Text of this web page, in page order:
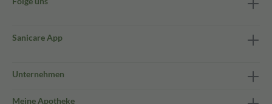
Sanicare App
Unternehmen
Meine Apotheke